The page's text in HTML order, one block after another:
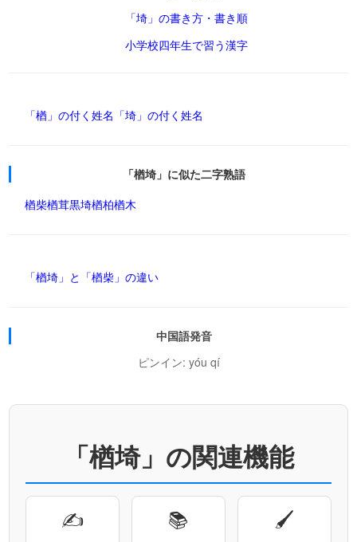
「埼」の書き方・書き順
小学校四年生で習う漢字
「楢」の付く姓名 「埼」の付く姓名
「楢埼」に似た二字熟語
楢柴楢茸黒埼楢柏楢木
「楢埼」と「楢柴」の違い
中国語発音
ピンイン: yóu qí
「楢埼」の関連機能
✍ 📚 🖌